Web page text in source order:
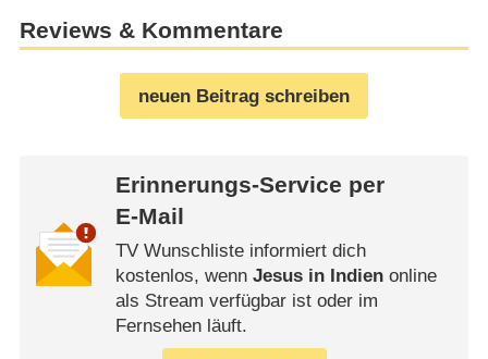
Reviews & Kommentare
neuen Beitrag schreiben
Erinnerungs-Service per
E-Mail
TV Wunschliste informiert dich
kostenlos, wenn Jesus in Indienonline
als Stream verfügbar ist oder im
Fernsehen läuft.